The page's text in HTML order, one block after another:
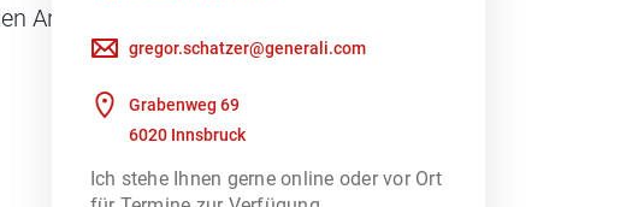
gregor.schatzer@generali.com
Grabenweg 69
6020 Innsbruck
Ich stehe Ihnen gerne online oder vor Ort
Angebot an Versicherungsleistungen.